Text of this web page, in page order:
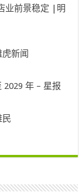
业前景稳定 |明
新闻
2029 年 – 星报
民